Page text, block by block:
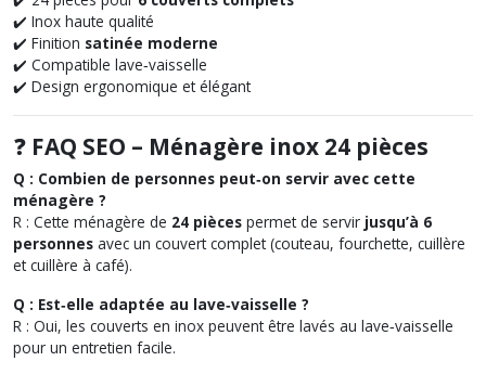
✔️ Inox haute qualité
✔️ Finition satinée moderne
✔️ Compatible lave‑vaisselle
✔️ Design ergonomique et élégant
❓ FAQ SEO – Ménagère inox 24 pièces
Q : Combien de personnes peut‑on servir avec cette
ménagère ?
R : Cette ménagère de 24 pièces permet de servir jusqu’à 6
personnes avec un couvert complet (couteau, fourchette, cuillère
et cuillère à café).
Q : Est‑elle adaptée au lave‑vaisselle ?
R : Oui, les couverts en inox peuvent être lavés au lave‑vaisselle
pour un entretien facile.